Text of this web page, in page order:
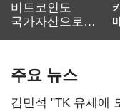
비트코인도
국가자산으로…'
주요 뉴스
김민석 "TK 유세에